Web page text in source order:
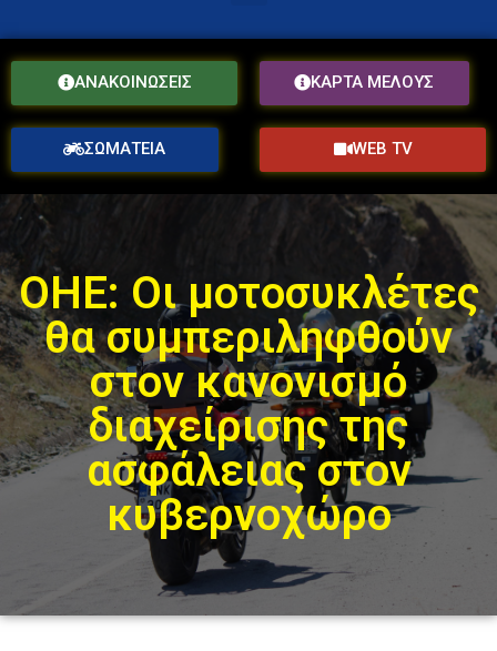
ΑΝΑΚΟΙΝΩΣΕΙΣ ΚΑΡΤΑ ΜΕΛΟΥΣ
ΣΩΜΑΤΕΙΑ WEB TV
ΟΗΕ: Οι μοτοσυκλέτες
θα συμπεριληφθούν
στον κανονισμό
διαχείρισης της
ασφάλειας στον
κυβερνοχώρο